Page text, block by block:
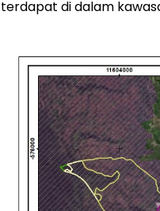
terdapat di dalam